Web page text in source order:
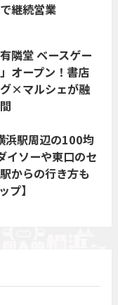
継続営業
隣堂 ベースゲー
オープン！書店
×マルシェが融
浜駅周辺の100均
イソーや東口のセ
からの行き方も
プ】